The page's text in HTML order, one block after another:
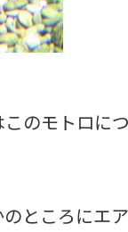
のモトロに
ところにエ